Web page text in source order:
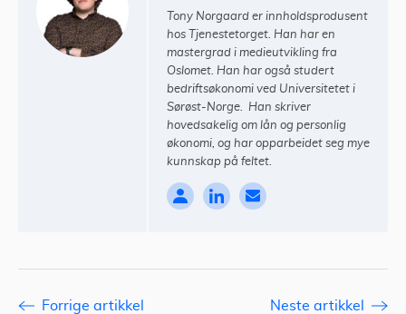
Tony Norgaard er innholdsprodusent
hos Tjenestetorget. Han har en
mastergrad i medieutvikling fra
Oslomet. Han har også studert
bedriftsøkonomi ved Universitetet i
Sørøst-Norge. Han skriver
hovedsakelig om lån og personlig
økonomi, og har opparbeidet seg mye
kunnskap på feltet.
Forrige artikkel Neste artikkel